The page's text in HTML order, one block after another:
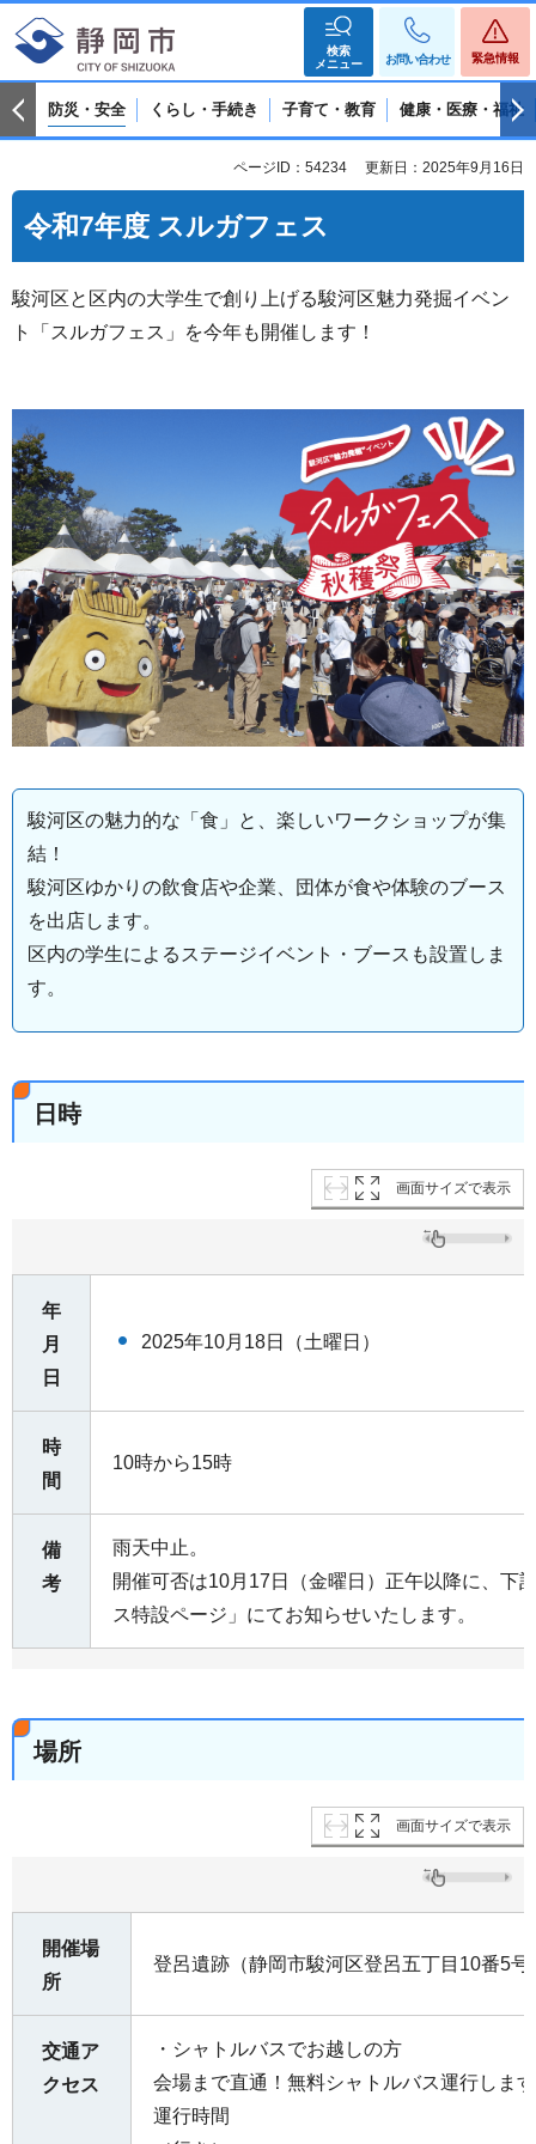
検索
メニュー
お問い合わせ 緊急情報
防災・安全 くらし・手続き 子育て・教育 健康・医療・福祉
ページID：54234 更新日：2025年9月16日
令和7年度 スルガフェス
駿河区と区内の大学生で創り上げる駿河区魅力発掘イベン
ト「スルガフェス」を今年も開催します！
駿河区の魅力的な「食」と、楽しいワークショップが集
結！
駿河区ゆかりの飲食店や企業、団体が食や体験のブース
を出店します。
区内の学生によるステージイベント・ブースも設置しま
す。
日時
画面サイズで表示
年
月
日
2025年10月18日（土曜日）
時
間
10時から15時
備
考
雨天中止。
開催可否は10月17日（金曜日）正午以降に、下
ス特設ページ」にてお知らせいたします。
場所
画面サイズで表示
開催場
所
登呂遺跡（静岡市駿河区登呂五丁目10番5号
交通ア
クセス
・シャトルバスでお越しの方
会場まで直通！無料シャトルバス運行しま
運行時間